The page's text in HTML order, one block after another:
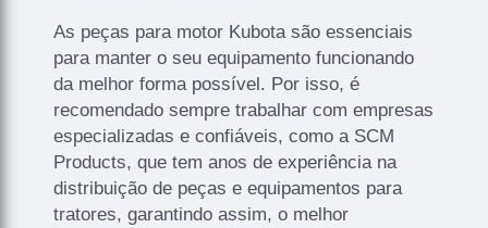
As peças para motor Kubota são essenciais
para manter o seu equipamento funcionando
da melhor forma possível. Por isso, é
recomendado sempre trabalhar com empresas
especializadas e confiáveis, como a SCM
Products, que tem anos de experiência na
distribuição de peças e equipamentos para
tratores, garantindo assim, o melhor